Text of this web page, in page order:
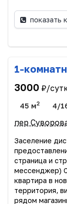
показать
1-
3000 ₽/
45 м2 4/
пер
Заселение
страница и
мессенджер)
квартира в
территория,
рядом